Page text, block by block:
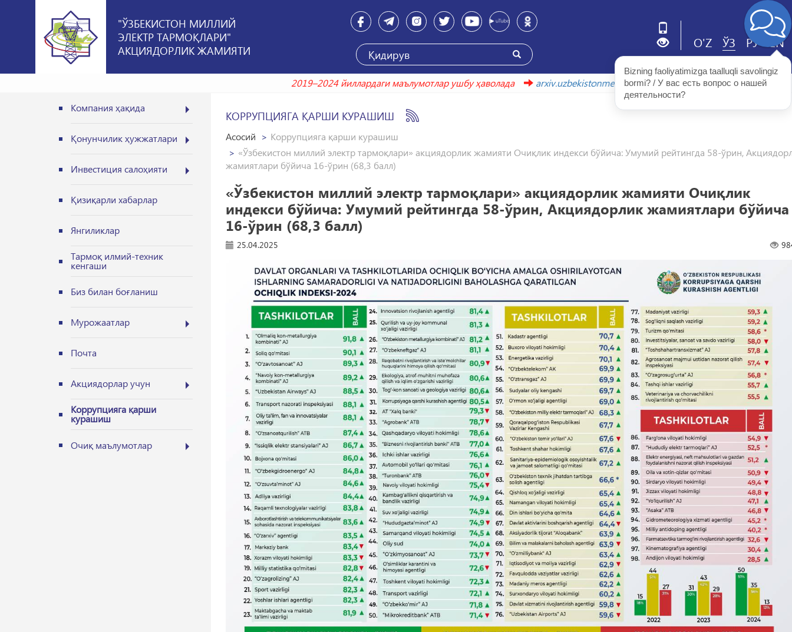
"ЎЗБЕКИСТОН МИЛЛИЙ
ЭЛЕКТР ТАРМОҚЛАРИ"
АКЦИЯДОРЛИК ЖАМИЯТИ
O'Z ЎЗ РУ EN
2019–2024 йиллардаги маълумотлар ушбу ҳаволада
arxiv.uzbekistonmet.uz
Компания ҳақида
Қонунчилик ҳужжатлари
Инвестиция салоҳияти
Қизиқарли хабарлар
Янгиликлар
Тармоқ илмий-техник
кенгаши
Биз билан боғланиш
Мурожаатлар
Почта
Акциядорлар учун
Коррупцияга қарши
курашиш
Очиқ маълумотлар
КОРРУПЦИЯГА ҚАРШИ КУРАШИШ
Асосий
Коррупцияга қарши курашиш
«Ўзбекистон миллий электр тармоқлари» акциядорлик жамияти Очиқлик индекси бўйича: Умумий рейтингда 58-ўрин,
жамиятлари бўйича 16-ўрин (68,3 балл)
«Ўзбекистон миллий электр тармоқлари» акциядорлик жамияти Очиқлик
индекси бўйича: Умумий рейтингда 58-ўрин, Акциядорлик жамиятлари бўйича
16-ўрин (68,3 балл)
25.04.2025
Bizning faoliyatimizga taalluqli savolingiz
bormi? / У вас есть вопрос о нашей
деятельности?